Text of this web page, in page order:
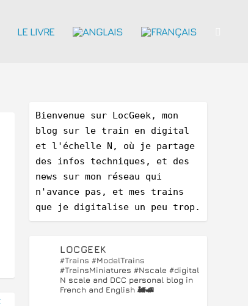
LE LIVRE
Bienvenue sur LocGeek, mon
blog sur le train en digital
et l'échelle N, où je partage
des infos techniques, et des
news sur mon réseau qui
n'avance pas, et mes trains
que je digitalise un peu trop.
LOCGEEK
#Trains #ModelTrains
#TrainsMiniatures #Nscale #digital
N scale and DCC personal blog in
French and English 🚂🚅